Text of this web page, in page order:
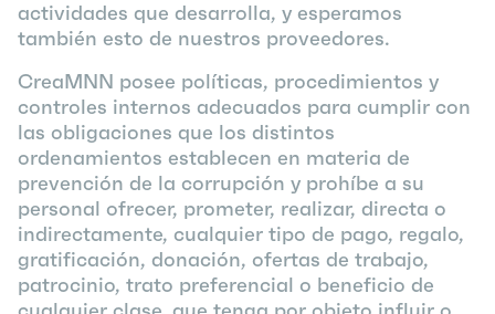
actividades que desarrolla, y esperamos
también esto de nuestros proveedores.
CreaMNN posee políticas, procedimientos y
controles internos adecuados para cumplir con
las obligaciones que los distintos
ordenamientos establecen en materia de
prevención de la corrupción y prohíbe a su
personal ofrecer, prometer, realizar, directa o
indirectamente, cualquier tipo de pago, regalo,
gratificación, donación, ofertas de trabajo,
patrocinio, trato preferencial o beneficio de